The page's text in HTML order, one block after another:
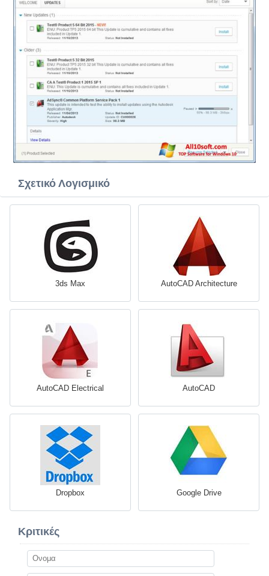
Σχετικό Λογισμικό
3ds Max AutoCAD Architecture
AutoCAD Electrical AutoCAD
Dropbox Google Drive
Κριτικές